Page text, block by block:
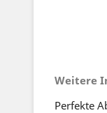
Weitere
Perfekte